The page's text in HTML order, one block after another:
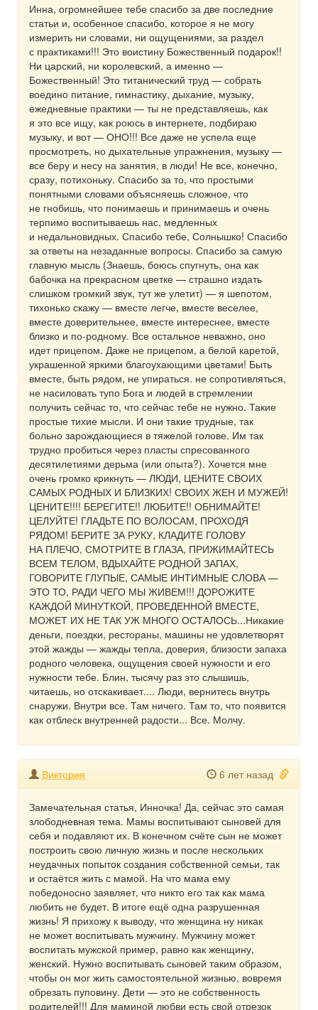
Инна, огромнейшее тебе спасибо за две последние
статьи и, особенное спасибо, которое я не могу
измерить ни словами, ни ощущениями, за раздел
с практиками!!! Это воистину Божественный подарок!!
Ни царский, ни королевский, а именно —
Божественный! Это титанический труд — собрать
воедино питание, гимнастику, дыхание, музыку,
ежедневные практики — ты не представляешь, как
я это все ищу, как роюсь в интернете, подбираю
музыку, и вот — ОНО!!! Все даже не успела еще
просмотреть, но дыхательные упражнения, музыку —
все беру и несу на занятия, в люди! Не все, конечно,
сразу, потихоньку. Спасибо за то, что простыми
понятными словами объясняешь сложное, что
не гнобишь, что понимаешь и принимаешь и очень
терпимо воспитываешь нас, медленных
и недальновидных. Спасибо тебе, Солнышко! Спасибо
за ответы на незаданные вопросы. Спасибо за самую
главную мысль (Знаешь, боюсь спугнуть, она как
бабочка на прекрасном цветке — страшно издать
слишком громкий звук, тут же улетит) — я шепотом,
тихонько скажу — вместе легче, вместе веселее,
вместе доверительнее, вместе интереснее, вместе
близко и по-родному. Все остальное неважно, оно
идет прицепом. Даже не прицепом, а белой каретой,
украшенной яркими благоухающими цветами! Быть
вместе, быть рядом, не упираться. не сопротивляться,
не насиловать тупо Бога и людей в стремлении
получить сейчас то, что сейчас тебе не нужно. Такие
простые тихие мысли. И они такие трудные, так
больно зарождающиеся в тяжелой голове. Им так
трудно пробиться через пласты спресованного
десятилетиями дерьма (или опыта?). Хочется мне
очень громко крикнуть — ЛЮДИ, ЦЕНИТЕ СВОИХ
САМЫХ РОДНЫХ И БЛИЗКИХ! СВОИХ ЖЕН И МУЖЕЙ!
ЦЕНИТЕ!!!! БЕРЕГИТЕ!! ЛЮБИТЕ!! ОБНИМАЙТЕ!
ЦЕЛУЙТЕ! ГЛАДЬТЕ ПО ВОЛОСАМ, ПРОХОДЯ
РЯДОМ! БЕРИТЕ ЗА РУКУ, КЛАДИТЕ ГОЛОВУ
НА ПЛЕЧО, СМОТРИТЕ В ГЛАЗА, ПРИЖИМАЙТЕСЬ
ВСЕМ ТЕЛОМ, ВДЫХАЙТЕ РОДНОЙ ЗАПАХ,
ГОВОРИТЕ ГЛУПЫЕ, САМЫЕ ИНТИМНЫЕ СЛОВА —
ЭТО ТО, РАДИ ЧЕГО МЫ ЖИВЕМ!!! ДОРОЖИТЕ
КАЖДОЙ МИНУТКОЙ, ПРОВЕДЕННОЙ ВМЕСТЕ,
МОЖЕТ ИХ НЕ ТАК УЖ МНОГО ОСТАЛОСЬ...Никакие
деньги, поездки, рестораны, машины не удовлетворят
этой жажды — жажды тепла, доверия, близости запаха
родного человека, ощущения своей нужности и его
нужности тебе. Блин, тысячу раз это слышишь,
читаешь, но отскакивает.... Люди, вернитесь внутрь
снаружи. Внутри все. Там ничего. Там то, что появится
как отблеск внутренней радости... Все. Молчу.
Виктория 6 лет назад
Замечательная статья, Инночка! Да, сейчас это самая
злободневная тема. Мамы воспитывают сыновей для
себя и подавляют их. В конечном счёте сын не может
построить свою личную жизнь и после нескольких
неудачных попыток создания собственной семьи, так
и остаётся жить с мамой. На что мама ему
победоносно заявляет, что никто его так как мама
любить не будет. В итоге ещё одна разрушенная
жизнь! Я прихожу к выводу, что женщина ну никак
не может воспитывать мужчину. Мужчину может
воспитать мужской пример, равно как женщину,
женский. Нужно воспитывать сыновей таким образом,
чтобы он мог жить самостоятельной жизнью, вовремя
обрезать пуповину. Дети — это не собственность
родителей!!! Для маминой любви есть свой отрезок